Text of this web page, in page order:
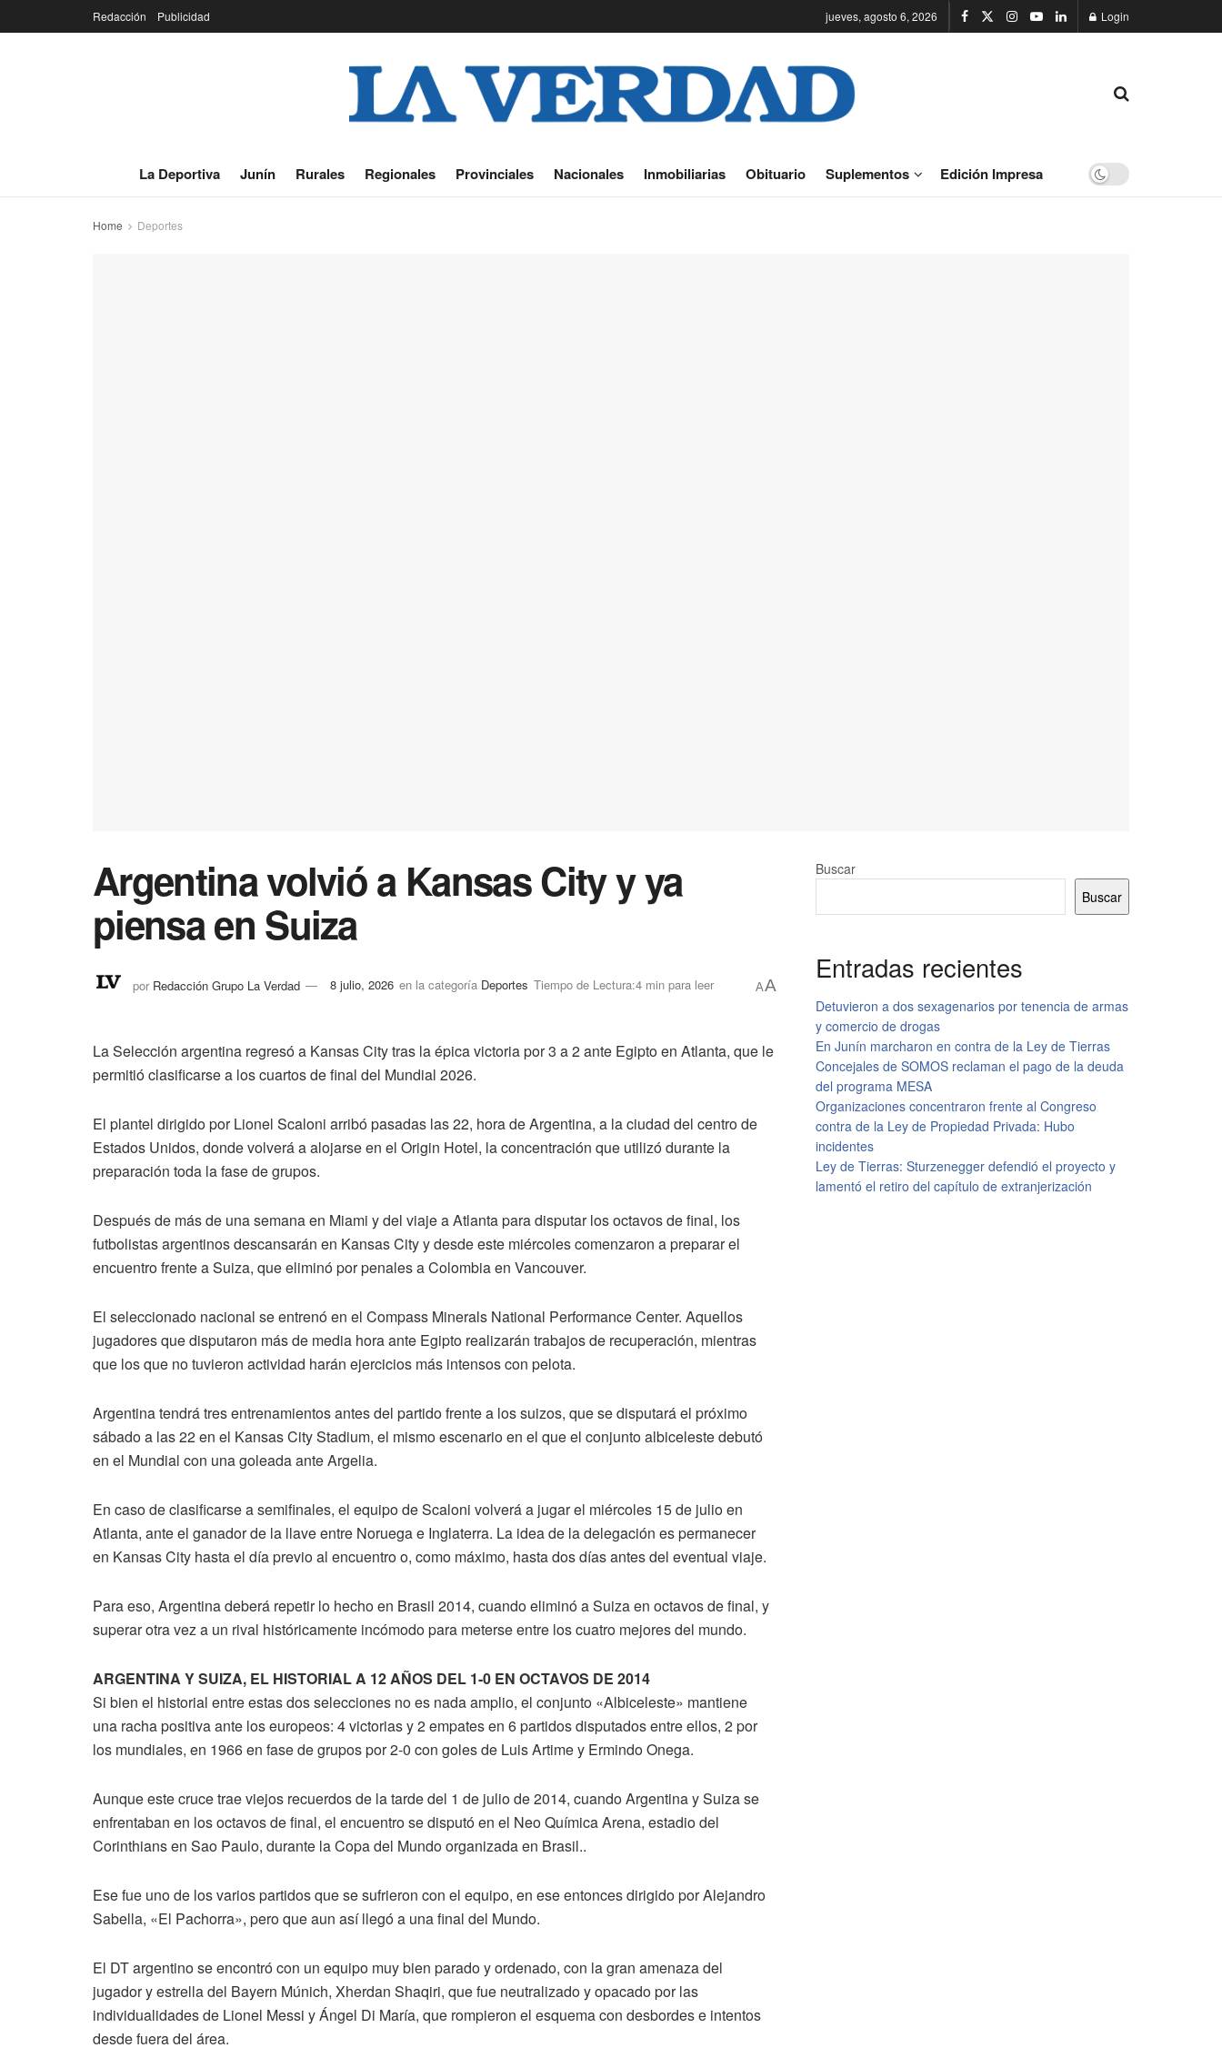
Redacción Publicidad jueves, agosto 6, 2026 Login
La Deportiva Junín Rurales Regionales Provinciales Nacionales Inmobiliarias Obituario Suplementos Edición Impresa
Home Deportes
Argentina volvió a Kansas City y ya
piensa en Suiza
por Redacción Grupo La Verdad 8 julio, 2026 en la categoría Deportes Tiempo de Lectura:4 min para leer AA
La Selección argentina regresó a Kansas City tras la épica victoria por 3 a 2 ante Egipto en Atlanta, que le
permitió clasificarse a los cuartos de final del Mundial 2026.
El plantel dirigido por Lionel Scaloni arribó pasadas las 22, hora de Argentina, a la ciudad del centro de
Estados Unidos, donde volverá a alojarse en el Origin Hotel, la concentración que utilizó durante la
preparación toda la fase de grupos.
Después de más de una semana en Miami y del viaje a Atlanta para disputar los octavos de final, los
futbolistas argentinos descansarán en Kansas City y desde este miércoles comenzaron a preparar el
encuentro frente a Suiza, que eliminó por penales a Colombia en Vancouver.
El seleccionado nacional se entrenó en el Compass Minerals National Performance Center. Aquellos
jugadores que disputaron más de media hora ante Egipto realizarán trabajos de recuperación, mientras
que los que no tuvieron actividad harán ejercicios más intensos con pelota.
Argentina tendrá tres entrenamientos antes del partido frente a los suizos, que se disputará el próximo
sábado a las 22 en el Kansas City Stadium, el mismo escenario en el que el conjunto albiceleste debutó
en el Mundial con una goleada ante Argelia.
En caso de clasificarse a semifinales, el equipo de Scaloni volverá a jugar el miércoles 15 de julio en
Atlanta, ante el ganador de la llave entre Noruega e Inglaterra. La idea de la delegación es permanecer
en Kansas City hasta el día previo al encuentro o, como máximo, hasta dos días antes del eventual viaje.
Para eso, Argentina deberá repetir lo hecho en Brasil 2014, cuando eliminó a Suiza en octavos de final, y
superar otra vez a un rival históricamente incómodo para meterse entre los cuatro mejores del mundo.
ARGENTINA Y SUIZA, EL HISTORIAL A 12 AÑOS DEL 1-0 EN OCTAVOS DE 2014
Si bien el historial entre estas dos selecciones no es nada amplio, el conjunto «Albiceleste» mantiene
una racha positiva ante los europeos: 4 victorias y 2 empates en 6 partidos disputados entre ellos, 2 por
los mundiales, en 1966 en fase de grupos por 2-0 con goles de Luis Artime y Ermindo Onega.
Aunque este cruce trae viejos recuerdos de la tarde del 1 de julio de 2014, cuando Argentina y Suiza se
enfrentaban en los octavos de final, el encuentro se disputó en el Neo Química Arena, estadio del
Corinthians en Sao Paulo, durante la Copa del Mundo organizada en Brasil..
Ese fue uno de los varios partidos que se sufrieron con el equipo, en ese entonces dirigido por Alejandro
Sabella, «El Pachorra», pero que aun así llegó a una final del Mundo.
El DT argentino se encontró con un equipo muy bien parado y ordenado, con la gran amenaza del
jugador y estrella del Bayern Múnich, Xherdan Shaqiri, que fue neutralizado y opacado por las
individualidades de Lionel Messi y Ángel Di María, que rompieron el esquema con desbordes e intentos
desde fuera del área.
Buscar
Buscar
Entradas recientes
Detuvieron a dos sexagenarios por tenencia de armas
y comercio de drogas
En Junín marcharon en contra de la Ley de Tierras
Concejales de SOMOS reclaman el pago de la deuda
del programa MESA
Organizaciones concentraron frente al Congreso
contra de la Ley de Propiedad Privada: Hubo
incidentes
Ley de Tierras: Sturzenegger defendió el proyecto y
lamentó el retiro del capítulo de extranjerización